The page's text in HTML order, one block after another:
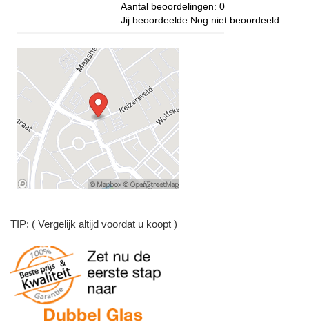
Aantal beoordelingen: 0
Jij beoordeelde Nog niet beoordeeld
TIP: ( Vergelijk altijd voordat u koopt )